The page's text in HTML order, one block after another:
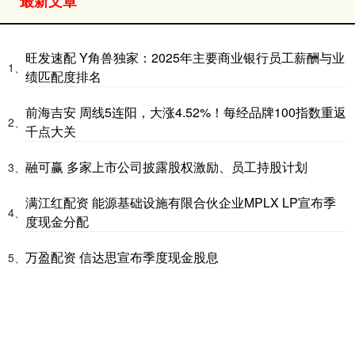
1、
旺发速配 Y角兽独家：2025年主要商业银行员工薪酬与业
绩匹配度排名
2、
前海吉安 周线5连阳，大涨4.52%！每经品牌100指数重返
千点大关
3、 融可赢 多家上市公司披露股权激励、员工持股计划
4、
满江红配资 能源基础设施有限合伙企业MPLX LP宣布季
度现金分配
5、 万盈配资 信达思宣布季度现金股息